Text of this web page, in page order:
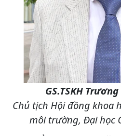
GS.TSKH
Chủ tịch Hội đồng khoa
môi trường, Đại học